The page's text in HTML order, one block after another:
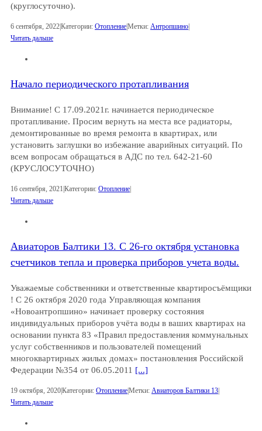
(круглосуточно).
6 сентября, 2022Категории: ОтоплениеМетки: Антропшино
Читать дальше
Начало периодического протапливания
Внимание! С 17.09.2021г. начинается периодическое
протапливание. Просим вернуть на места все радиаторы,
демонтированные во время ремонта в квартирах, или
установить заглушки во избежание аварийных ситуаций. По
всем вопросам обращаться в АДС по тел. 642-21-60
(КРУСЛОСУТОЧНО)
16 сентября, 2021 |Категории: Отопление|
Читать дальше
Авиаторов Балтики 13. С 26-го октября установка
счетчиков тепла и проверка приборов учета воды.
Уважаемые собственники и ответственные квартиросъёмщики
! С 26 октября 2020 года Управляющая компания
«Новоантропшино» начинает проверку состояния
индивидуальных приборов учёта воды в ваших квартирах на
основании пункта 83 «Правил предоставления коммунальных
услуг собственников и пользователей помещений
многоквартирных жилых домах» постановления Российской
Федерации №354 от 06.05.2011 [...]
19 октября, 2020|Категории: Отопление|Метки: Авиаторов Балтики 13|
Читать дальше